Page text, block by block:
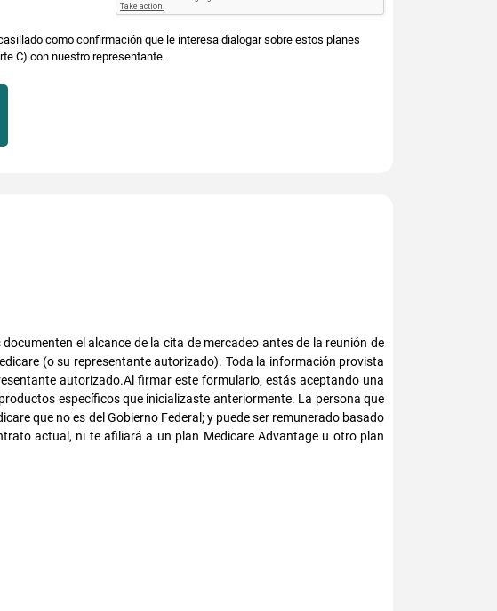
como confirmación que le interesa dialogar sobre estos planes
C) con nuestro representante.
el alcance de la cita de mercadeo antes de la reunión de
(o su representante autorizado). Toda la información provista
autorizado.Al firmar este formulario, estás aceptando una
específicos que inicializaste anteriormente. La persona que
que no es del Gobierno Federal; y puede ser remunerado basado
actual, ni te afiliará a un plan Medicare Advantage u otro plan